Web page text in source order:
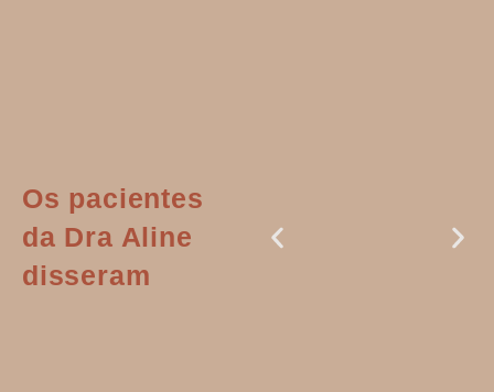
Os pacientes
da Dra Aline
disseram